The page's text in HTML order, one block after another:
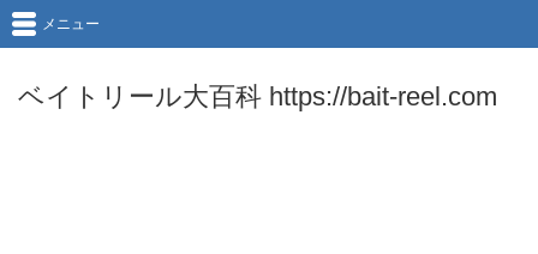
ベイトリール大百科 https://bait-reel.com
メニュー